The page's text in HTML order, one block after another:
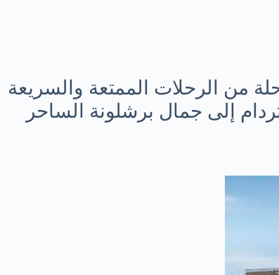
من الرحلات الممتعة والسريعة
إلى جمال برشلونة الساحر